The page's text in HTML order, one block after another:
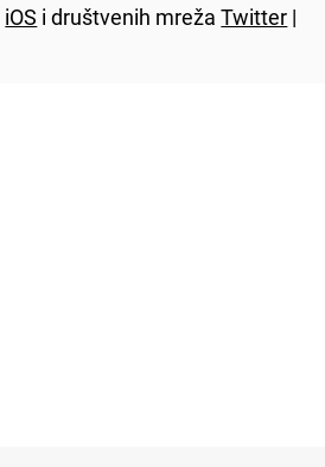
iOS i društvenih mrežaTwitter |